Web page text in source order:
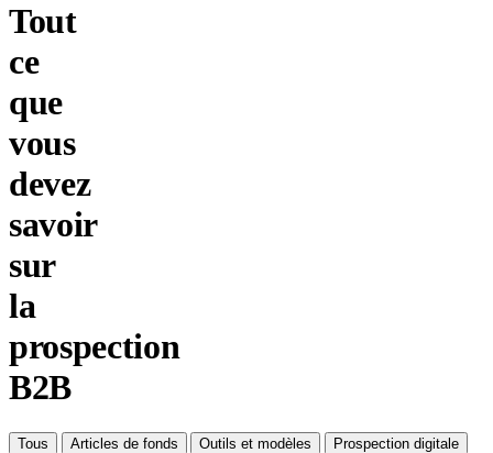
Tout
ce
que
vous
devez
savoir
sur
la
prospection
B2B
Tous Articles de fonds Outils et modèles Prospection digitale